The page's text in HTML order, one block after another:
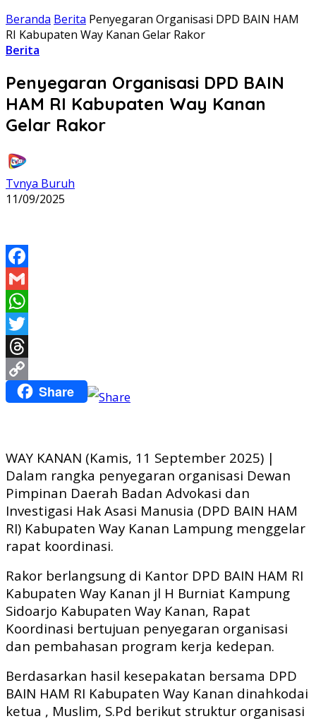
Beranda Berita Penyegaran Organisasi DPD BAIN HAM
RI Kabupaten Way Kanan Gelar Rakor
Berita
Penyegaran Organisasi DPD BAIN
HAM RI Kabupaten Way Kanan
Gelar Rakor
Tvnya Buruh
11/09/2025
Facebook
Gmail
WhatsApp
Twitter
Threads
Copy Share
WAY KANAN (Kamis, 11 September 2025) |
Dalam rangka penyegaran organisasi Dewan
Pimpinan Daerah Badan Advokasi dan
Investigasi Hak Asasi Manusia (DPD BAIN HAM
RI) Kabupaten Way Kanan Lampung menggelar
rapat koordinasi.
Rakor berlangsung di Kantor DPD BAIN HAM RI
Kabupaten Way Kanan jl H Burniat Kampung
Sidoarjo Kabupaten Way Kanan, Rapat
Koordinasi bertujuan penyegaran organisasi
dan pembahasan program kerja kedepan.
Berdasarkan hasil kesepakatan bersama DPD
BAIN HAM RI Kabupaten Way Kanan dinahkodai
ketua , Muslim, S.Pd berikut struktur organisasi